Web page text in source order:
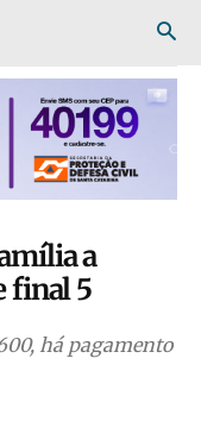
a
final 5
há pagamento